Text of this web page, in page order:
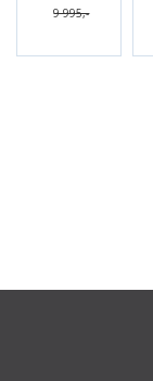
9 995,-